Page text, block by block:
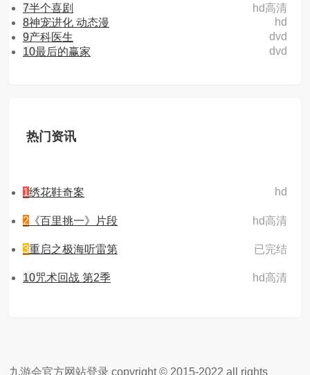
hd高清
7半个喜剧
hd
8神宠进化 动态漫
dvd
9产科医生
dvd
10最后的赢家
热门资讯
hd
1绣花鞋奇案
hd高清
2 《百里挑一》片段
已完结
3重启之极海听雷第
hd高清
10咒术回战 第2季
九游会官方网站登录 copyright © 2015-2022 all rights